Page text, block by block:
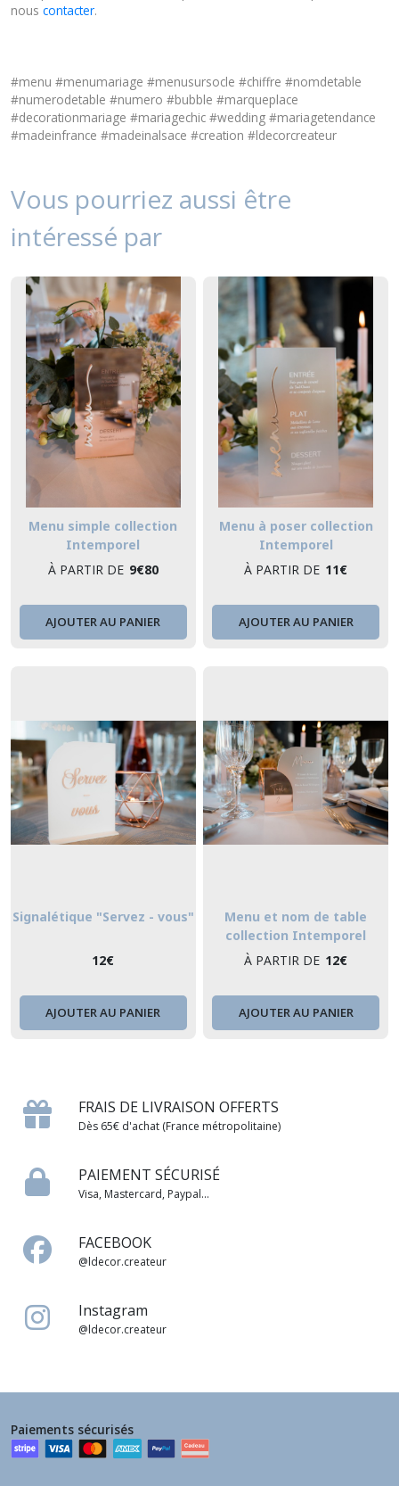
nous contacter.
#menu #menumariage #menusursocle #chiffre #nomdetable
#numerodetable #numero #bubble #marqueplace
#decorationmariage #mariagechic #wedding #mariagetendance
#madeinfrance #madeinalsace #creation #ldecorcreateur
Vous pourriez aussi être
intéressé par
Menu simple collection
Intemporel
À PARTIR DE 9€80
AJOUTER AU PANIER
Menu à poser collection
Intemporel
À PARTIR DE 11€
AJOUTER AU PANIER
Signalétique "Servez - vous"
12€
AJOUTER AU PANIER
Menu et nom de table
collection Intemporel
À PARTIR DE 12€
AJOUTER AU PANIER
FRAIS DE LIVRAISON OFFERTS
Dès 65€ d'achat (France métropolitaine)
PAIEMENT SÉCURISÉ
Visa, Mastercard, Paypal...
FACEBOOK
@ldecor.createur
Instagram
@ldecor.createur
Paiements sécurisés